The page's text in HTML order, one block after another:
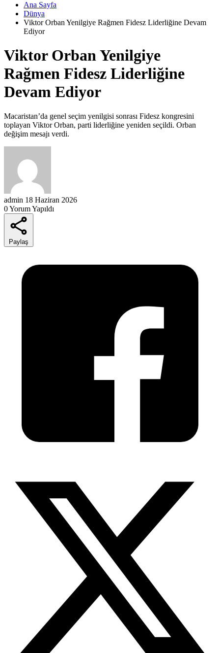
Ana Sayfa
Dünya
Viktor Orban Yenilgiye Rağmen Fidesz Liderliğine Devam
Ediyor
Viktor Orban Yenilgiye
Rağmen Fidesz Liderliğine
Devam Ediyor
Macaristan’da genel seçim yenilgisi sonrası Fidesz kongresini
toplayan Viktor Orban, parti liderliğine yeniden seçildi. Orban
değişim mesajı verdi.
admin 18 Haziran 2026
0 Yorum Yapıldı
Paylaş